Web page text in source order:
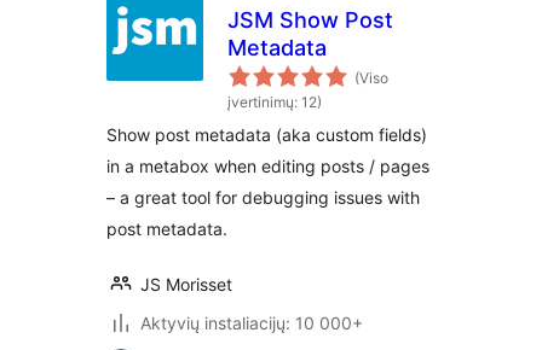
JSM Show Post
Metadata
(Viso
įvertinimų: 12)
Show post metadata (aka custom fields)
in a metabox when editing posts / pages
– a great tool for debugging issues with
post metadata.
JS Morisset
Aktyvių instaliacijų: 10 000+